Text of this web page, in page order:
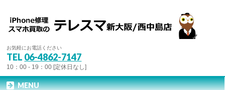
お気軽にお電話ください
TEL 06-4862-7147
10：00 - 19：00 [定休日なし]
MENU